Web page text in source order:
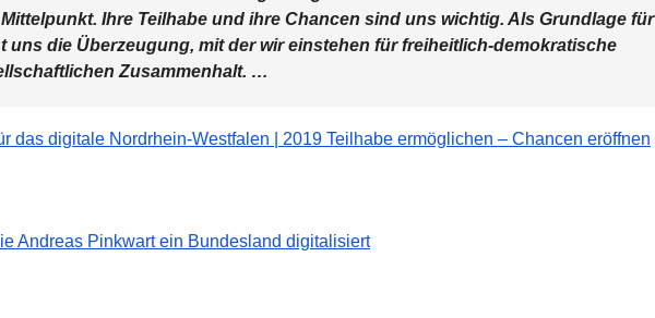
Ihre Teilhabe und ihre Chancen sind uns wichtig. Als Grundlage für
uns die Überzeugung, mit der wir einstehen für freiheitlich-demokratische
Zusammenhalt. …
das digitale Nordrhein-Westfalen | 2019 Teilhabe ermöglichen – Chancen eröffnen
Andreas Pinkwart ein Bundesland digitalisiert